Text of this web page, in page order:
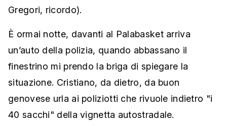
Gregori, ricordo).
È ormai notte, davanti al Palabasket arriva
un’auto della polizia, quando abbassano il
finestrino mi prendo la briga di spiegare la
situazione. Cristiano, da dietro, da buon
genovese urla ai poliziotti che rivuole indietro "i
40 sacchi" della vignetta autostradale.